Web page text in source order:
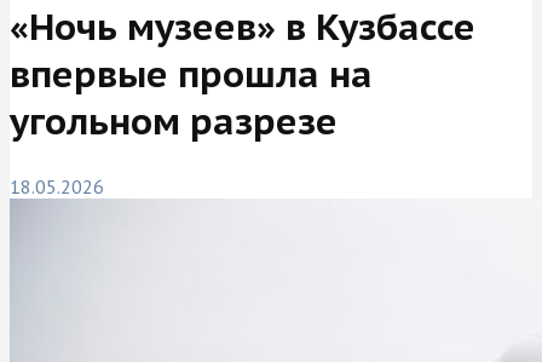
«Ночь музеев» в Кузбассе
впервые прошла на
угольном разрезе
18.05.2026